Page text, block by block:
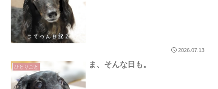
2026.07.13
ひとりごと ま、そんな日も。